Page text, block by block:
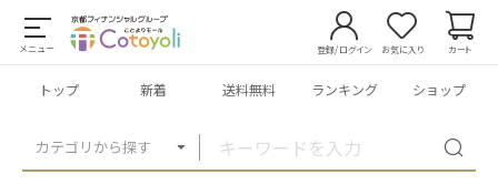
メニュー
カテゴリから探す
登録/ログイン お気に入り カート
トップ 新着 送料無料 ランキング ショップ